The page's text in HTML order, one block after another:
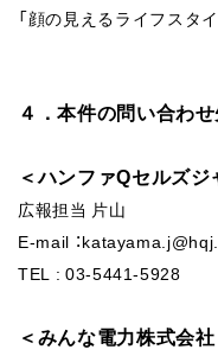
「顔の見えるライフスタ
４．本件の問い合わ
＜ハンファQセルズ
広報担当 片山
E-mail ：
TEL : 03-5441-5928
＜みんな電力株式会社